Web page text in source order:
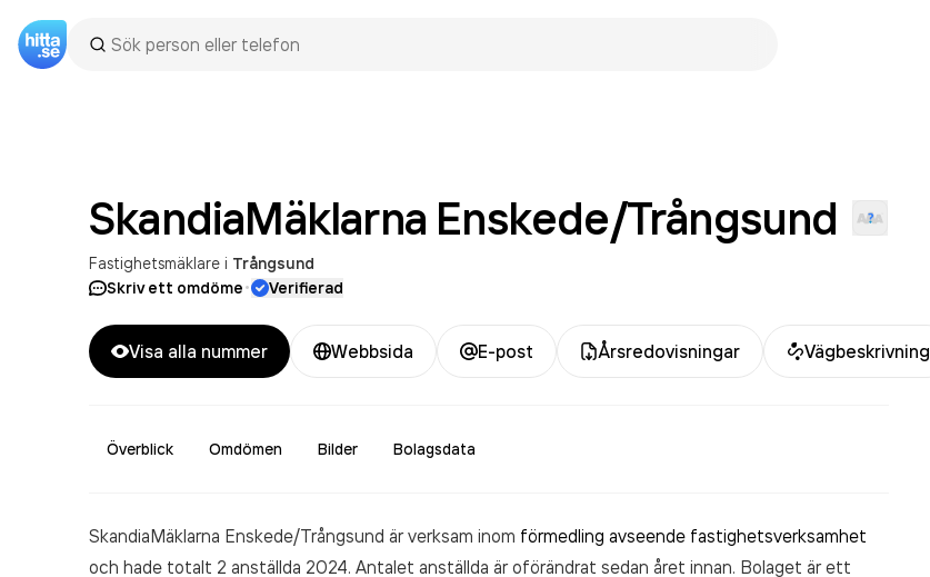
SkandiaMäklarna Enskede/Trångsund
Fastighetsmäklare i Trångsund
Skriv ett omdöme· Verifierad
Visa alla nummer Webbsida E-post Årsredovisningar Vägbeskrivning
Överblick Omdömen Bilder Bolagsdata
SkandiaMäklarna Enskede/Trångsund är verksam inom förmedling avseende fastighetsverksamhet
och hade totalt 2 anställda 2024. Antalet anställda är oförändrat sedan året innan. Bolaget är ett